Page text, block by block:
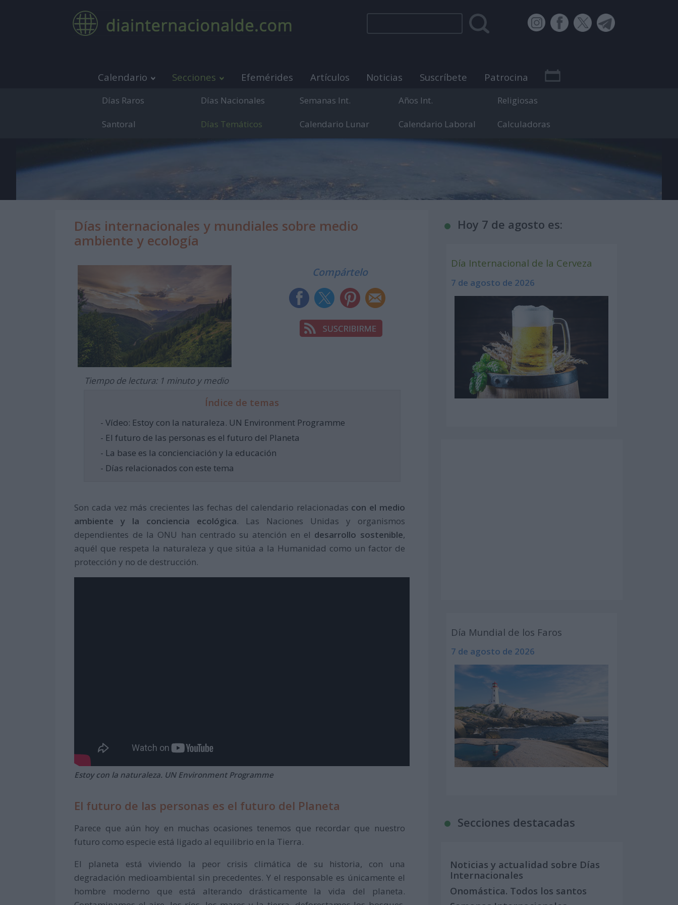
Calendario Secciones Efemérides Artículos Noticias Suscríbete Patrocina
Medio de comunicación sobre días internacionales, mundiales y efemérides.
Días Raros Días Nacionales Semanas Int. Años Int. Religiosas
Santoral Días Temáticos Calendario Lunar Calendario Laboral Calculadoras
Días internacionales y mundiales sobre medio
ambiente y ecología
Compártelo
Tiempo de lectura: 1 minuto y medio
Índice de temas
- Vídeo: Estoy con la naturaleza. UN Environment Programme
- El futuro de las personas es el futuro del Planeta
- La base es la concienciación y la educación
- Días relacionados con este tema
Son cada vez más crecientes las fechas del calendario relacionadas con el medio
ambiente y la conciencia ecológica. Las Naciones Unidas y organismos
dependientes de la ONU han centrado su atención en el desarrollo sostenible,
aquél que respeta la naturaleza y que sitúa a la Humanidad como un factor de
protección y no de destrucción.
Estoy con la naturaleza. UN Environment Programme
El futuro de las personas es el futuro del Planeta
Parece que aún hoy en muchas ocasiones tenemos que recordar que nuestro
futuro como especie está ligado al equilibrio en la Tierra.
El planeta está viviendo la peor crisis climática de su historia, con una
degradación medioambiental sin precedentes. Y el responsable es únicamente el
hombre moderno que está alterando drásticamente la vida del planeta.
Hoy 7 de agosto es:
Día Internacional de la Cerveza
7 de agosto de 2026
Día Mundial de los Faros
7 de agosto de 2026
Secciones destacadas
Noticias y actualidad sobre Días
Internacionales
Onomástica. Todos los santos